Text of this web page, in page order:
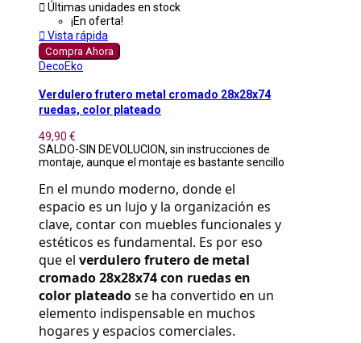
 Últimas unidades en stock
¡En oferta!
 Vista rápida
Compra Ahora
DecoEko
Verdulero frutero metal cromado 28x28x74
ruedas, color plateado
49,90 €
SALDO-SIN DEVOLUCION, sin instrucciones de
montaje, aunque el montaje es bastante sencillo
En el mundo moderno, donde el
espacio es un lujo y la organización es
clave, contar con muebles funcionales y
estéticos es fundamental. Es por eso
que el verdulero frutero de metal
cromado 28x28x74 con ruedas en
color plateado se ha convertido en un
elemento indispensable en muchos
hogares y espacios comerciales.